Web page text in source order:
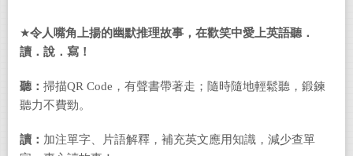
★令人嘴角上揚的幽默推理故事，在歡笑中愛上英語聽．
讀．說．寫！
聽： 掃描QR Code，有聲書帶著走；隨時隨地輕鬆聽，鍛鍊
聽力不費勁。
讀： 加注單字、片語解釋，補充英文應用知識，減少查單